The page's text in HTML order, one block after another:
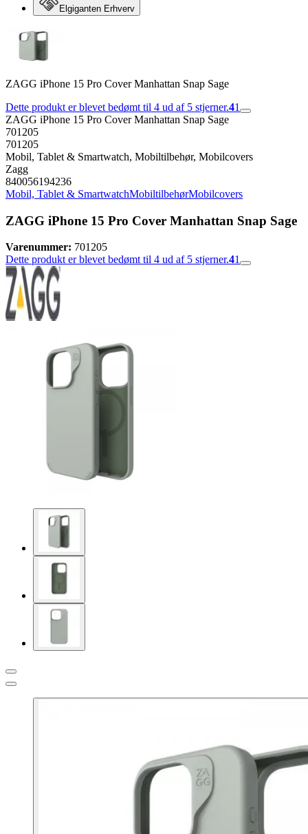
Elgiganten Erhverv
ZAGG iPhone 15 Pro Cover Manhattan Snap Sage
Dette produkt er blevet bedømt til 4 ud af 5 stjerner.41
ZAGG iPhone 15 Pro Cover Manhattan Snap Sage
701205
701205
Mobil, Tablet & Smartwatch, Mobiltilbehør, Mobilcovers
Zagg
840056194236
Mobil, Tablet & SmartwatchMobiltilbehørMobilcovers
ZAGG iPhone 15 Pro Cover Manhattan Snap Sage
Varenummer: 701205
Dette produkt er blevet bedømt til 4 ud af 5 stjerner.41